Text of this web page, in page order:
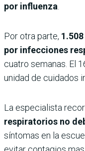
por influenza
Por otra parte,
por infecciones
cuatro semanas. El
unidad de cuidados
La especialista
respiratorios no
síntomas en la